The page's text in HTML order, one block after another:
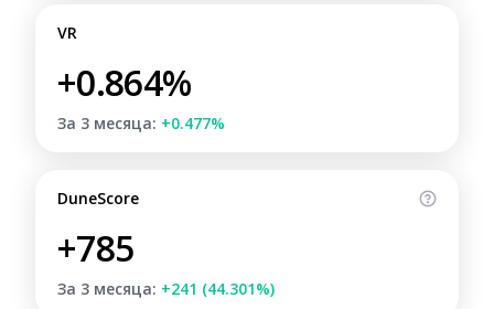
VR
+0.864%
За 3 месяца: +0.477%
DuneScore
+785
За 3 месяца: +241 (44.301%)